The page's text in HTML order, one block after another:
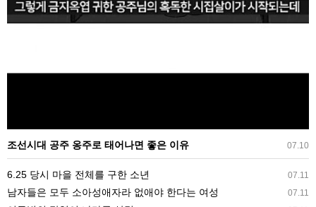
시
대
옹
태
어
좋
07.10
조선시대 공주 옹주로 태어나면 좋은 이유
07.11
6.25 당시 마을 전체를 구한 소년
07.11
남자들은 모두 소아성애자라 없애야 한다는 여성